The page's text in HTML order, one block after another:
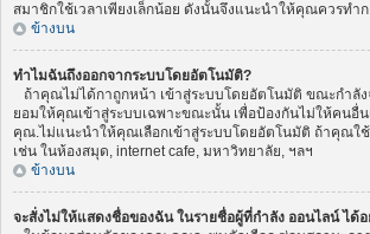
สมาชิกใช้เวลาเพียงเล็กน้อย ดังนั้นจึงแนะนำให้คุณควรทำ
ข้างบน
ทำไมฉันถึงออกจากระบบโดยอัตโนมัติ?
ถ้าคุณไม่ได้กาถูกหน้า เข้าสู่ระบบโดยอัตโนมัติ ขณะกำลัง
ยอมให้คุณเข้าสู่ระบบเฉพาะขณะนั้น เพื่อป้องกันไม่ให้คนอื่
คุณ.ไม่แนะนำให้คุณเลือกเข้าสู่ระบบโดยอัตโนมัติ ถ้าคุณใ
เช่น ในห้องสมุด, internet cafe, มหาวิทยาลัย, ฯลฯ
ข้างบน
จะสั่งไม่ให้แสดงชื่อของฉัน ในรายชื่อผู้ที่กำลัง ออนไลน์ ได้อ